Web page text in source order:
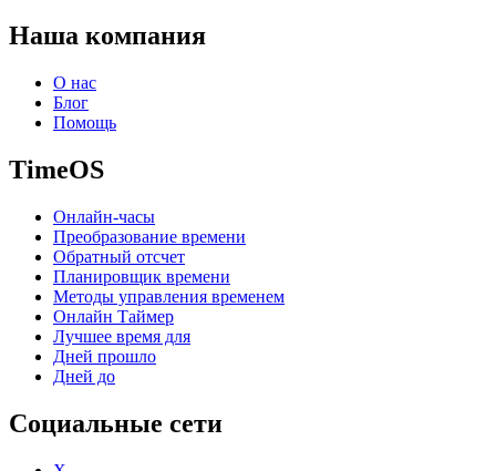
Наша компания
О нас
Блог
Помощь
TimeOS
Онлайн-часы
Преобразование времени
Обратный отсчет
Планировщик времени
Методы управления временем
Онлайн Таймер
Лучшее время для
Дней прошло
Дней до
Социальные сети